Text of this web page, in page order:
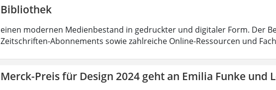
Bibliothek
einen modernen Medienbestand in gedruckter und digitaler Form. Der
Zeitschriften-Abonnements sowie zahlreiche Online-Ressourcen und
Merck-Preis für Design 2024 geht an Emilia Funke und